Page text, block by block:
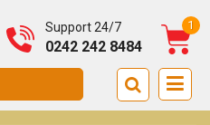
Support 24/7
0242 242 8484
1